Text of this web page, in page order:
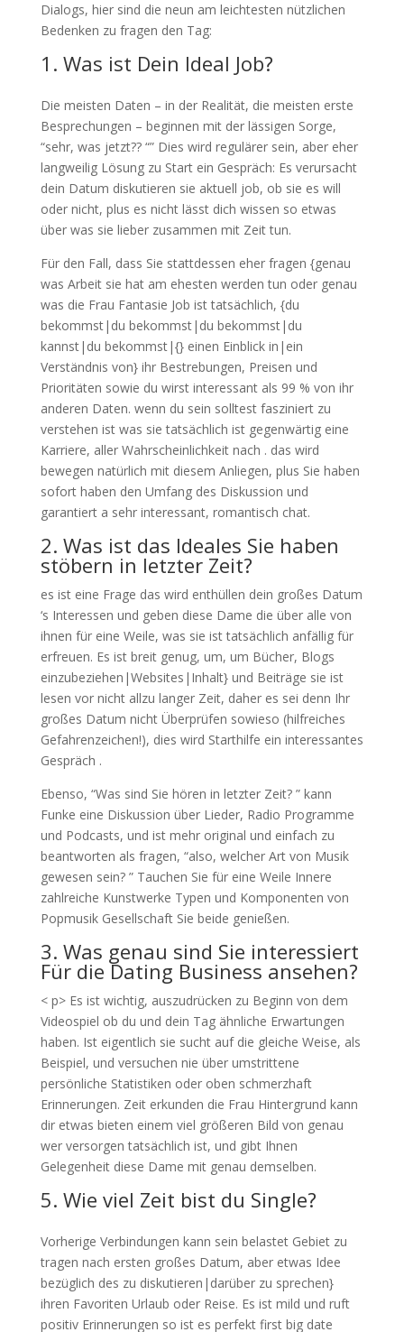
Dialogs, hier sind die neun am leichtesten nützlichen
Bedenken zu fragen den Tag:
1. Was ist Dein Ideal Job?
Die meisten Daten – in der Realität, die meisten erste
Besprechungen – beginnen mit der lässigen Sorge,
“sehr, was jetzt?? “” Dies wird regulärer sein, aber eher
langweilig Lösung zu Start ein Gespräch: Es verursacht
dein Datum diskutieren sie aktuell job, ob sie es will
oder nicht, plus es nicht lässt dich wissen so etwas
über was sie lieber zusammen mit Zeit tun.
Für den Fall, dass Sie stattdessen eher fragen {genau
was Arbeit sie hat am ehesten werden tun oder genau
was die Frau Fantasie Job ist tatsächlich, {du
bekommst|du bekommst|du bekommst|du
kannst|du bekommst|{} einen Einblick in|ein
Verständnis von} ihr Bestrebungen, Preisen und
Prioritäten sowie du wirst interessant als 99 % von ihr
anderen Daten. wenn du sein solltest fasziniert zu
verstehen ist was sie tatsächlich ist gegenwärtig eine
Karriere, aller Wahrscheinlichkeit nach . das wird
bewegen natürlich mit diesem Anliegen, plus Sie haben
sofort haben den Umfang des Diskussion und
garantiert a sehr interessant, romantisch chat.
2. Was ist das Ideales Sie haben
stöbern in letzter Zeit?
es ist eine Frage das wird enthüllen dein großes Datum
‘s Interessen und geben diese Dame die über alle von
ihnen für eine Weile, was sie ist tatsächlich anfällig für
erfreuen. Es ist breit genug, um, um Bücher, Blogs
einzubeziehen|Websites|Inhalt} und Beiträge sie ist
lesen vor nicht allzu langer Zeit, daher es sei denn Ihr
großes Datum nicht Überprüfen sowieso (hilfreiches
Gefahrenzeichen!), dies wird Starthilfe ein interessantes
Gespräch .
Ebenso, “Was sind Sie hören in letzter Zeit? ” kann
Funke eine Diskussion über Lieder, Radio Programme
und Podcasts, und ist mehr original und einfach zu
beantworten als fragen, “also, welcher Art von Musik
gewesen sein? ” Tauchen Sie für eine Weile Innere
zahlreiche Kunstwerke Typen und Komponenten von
Popmusik Gesellschaft Sie beide genießen.
3. Was genau sind Sie interessiert
Für die Dating Business ansehen?
< p> Es ist wichtig, auszudrücken zu Beginn von dem
Videospiel ob du und dein Tag ähnliche Erwartungen
haben. Ist eigentlich sie sucht auf die gleiche Weise, als
Beispiel, und versuchen nie über umstrittene
persönliche Statistiken oder oben schmerzhaft
Erinnerungen. Zeit erkunden die Frau Hintergrund kann
dir etwas bieten einem viel größeren Bild von genau
wer versorgen tatsächlich ist, und gibt Ihnen
Gelegenheit diese Dame mit genau demselben.
5. Wie viel Zeit bist du Single?
Vorherige Verbindungen kann sein belastet Gebiet zu
tragen nach ersten großes Datum, aber etwas Idee
bezüglich des zu diskutieren|darüber zu sprechen}
ihren Favoriten Urlaub oder Reise. Es ist mild und ruft
positiv Erinnerungen so ist es perfekt first big date